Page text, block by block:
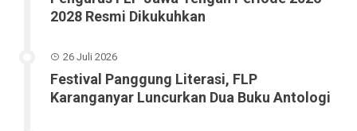
2028 Resmi Dikukuhkan
26 Juli 2026
Festival Panggung Literasi, FLP
Karanganyar Luncurkan Dua Buku Antologi